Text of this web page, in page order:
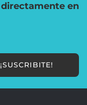
directamente en
¡SUSCRIBITE!